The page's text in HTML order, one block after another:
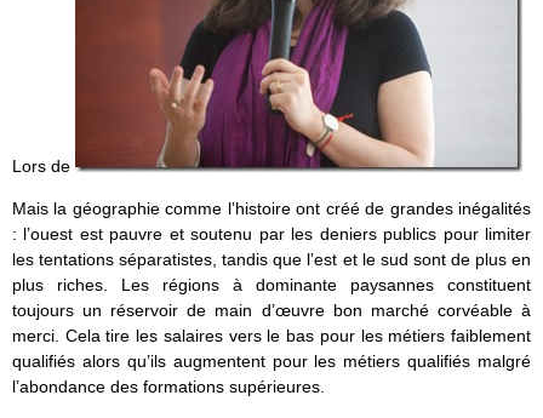
Lors de
Mais la géographie comme l’histoire ont créé de grandes inégalités
: l’ouest est pauvre et soutenu par les deniers publics pour limiter
les tentations séparatistes, tandis que l’est et le sud sont de plus en
plus riches. Les régions à dominante paysannes constituent
toujours un réservoir de main d’œuvre bon marché corvéable à
merci. Cela tire les salaires vers le bas pour les métiers faiblement
qualifiés alors qu’ils augmentent pour les métiers qualifiés malgré
l’abondance des formations supérieures.